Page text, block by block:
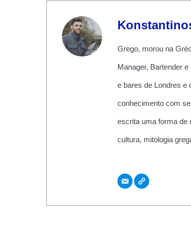
Grego, morou na
Manager, Bartender
e bares de Londres e
conhecimento com
escrita uma forma de
cultura, mitologia